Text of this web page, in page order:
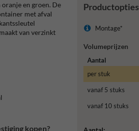
Productopties
Montage*
Volumeprijzen
Aantal
per stuk
vanaf 5 stuks
vanaf 10 stuks
en groen. De
met afval
van verzinkt
kopen?